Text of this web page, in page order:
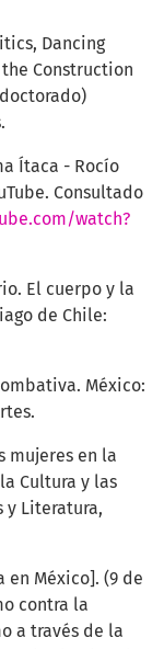
Dancing
Construction
Ítaca - Rocío
Consultado
watch?
El cuerpo y la
de Chile:
México:
mujeres en la
Cultura y las
y Literatura,
en México]. (9 de
contra la
a través de la